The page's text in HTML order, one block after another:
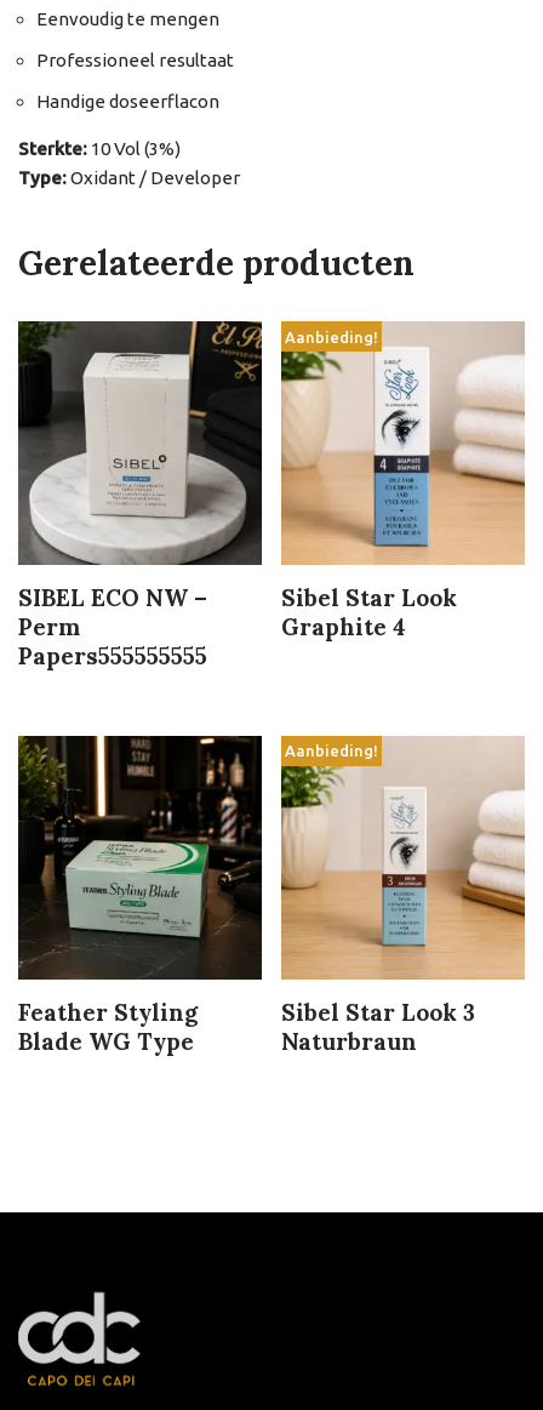
Eenvoudig te mengen
Professioneel resultaat
Handige doseerflacon
Sterkte: 10 Vol (3%)
Type:Oxidant / Developer
Gerelateerde producten
SIBEL ECO NW –
Perm
Papers555555555
Aanbieding!
Sibel Star Look
Graphite 4
Feather Styling
Blade WG Type
Aanbieding!
Sibel Star Look 3
Naturbraun